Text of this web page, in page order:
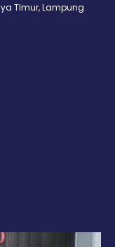
TImur, Lampung